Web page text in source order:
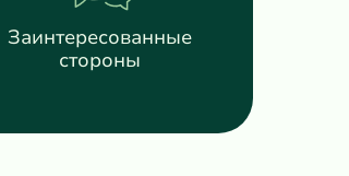
Заинтересованные
стороны